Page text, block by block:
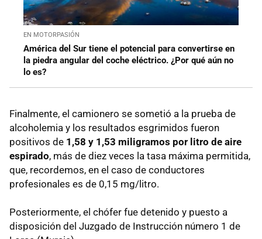
EN MOTORPASIÓN
América del Sur tiene el potencial para convertirse en
la piedra angular del coche eléctrico. ¿Por qué aún no
lo es?
Finalmente, el camionero se sometió a la prueba de
alcoholemia y los resultados esgrimidos fueron
positivos de 1,58 y 1,53 miligramos por litro de aire
espirado, más de diez veces la tasa máxima permitida,
que, recordemos, en el caso de conductores
profesionales es de 0,15 mg/litro.
Posteriormente, el chófer fue detenido y puesto a
disposición del Juzgado de Instrucción número 1 de